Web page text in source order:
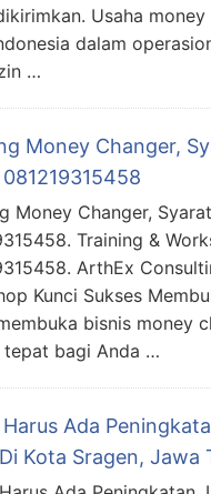
Usaha
dalam
…
Money Changer,
Money Changer,
Training &
ArthEx
Kunci Sukses
bisnis money
tepat bagi Anda …
Ada
Kota Sragen, Jawa